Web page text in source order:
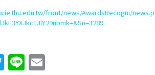
front/news/AwardsRecogni/
Twitter
LineEmail